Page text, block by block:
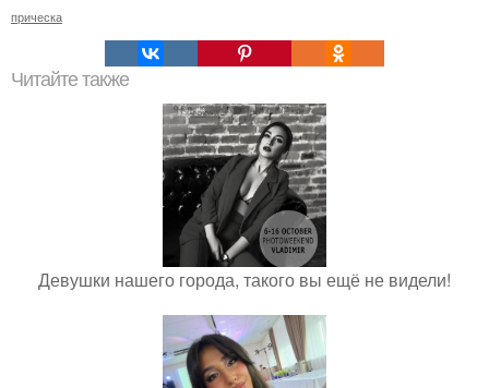
прическа
Читайте также
Девушки нашего города, такого вы ещё не видели!